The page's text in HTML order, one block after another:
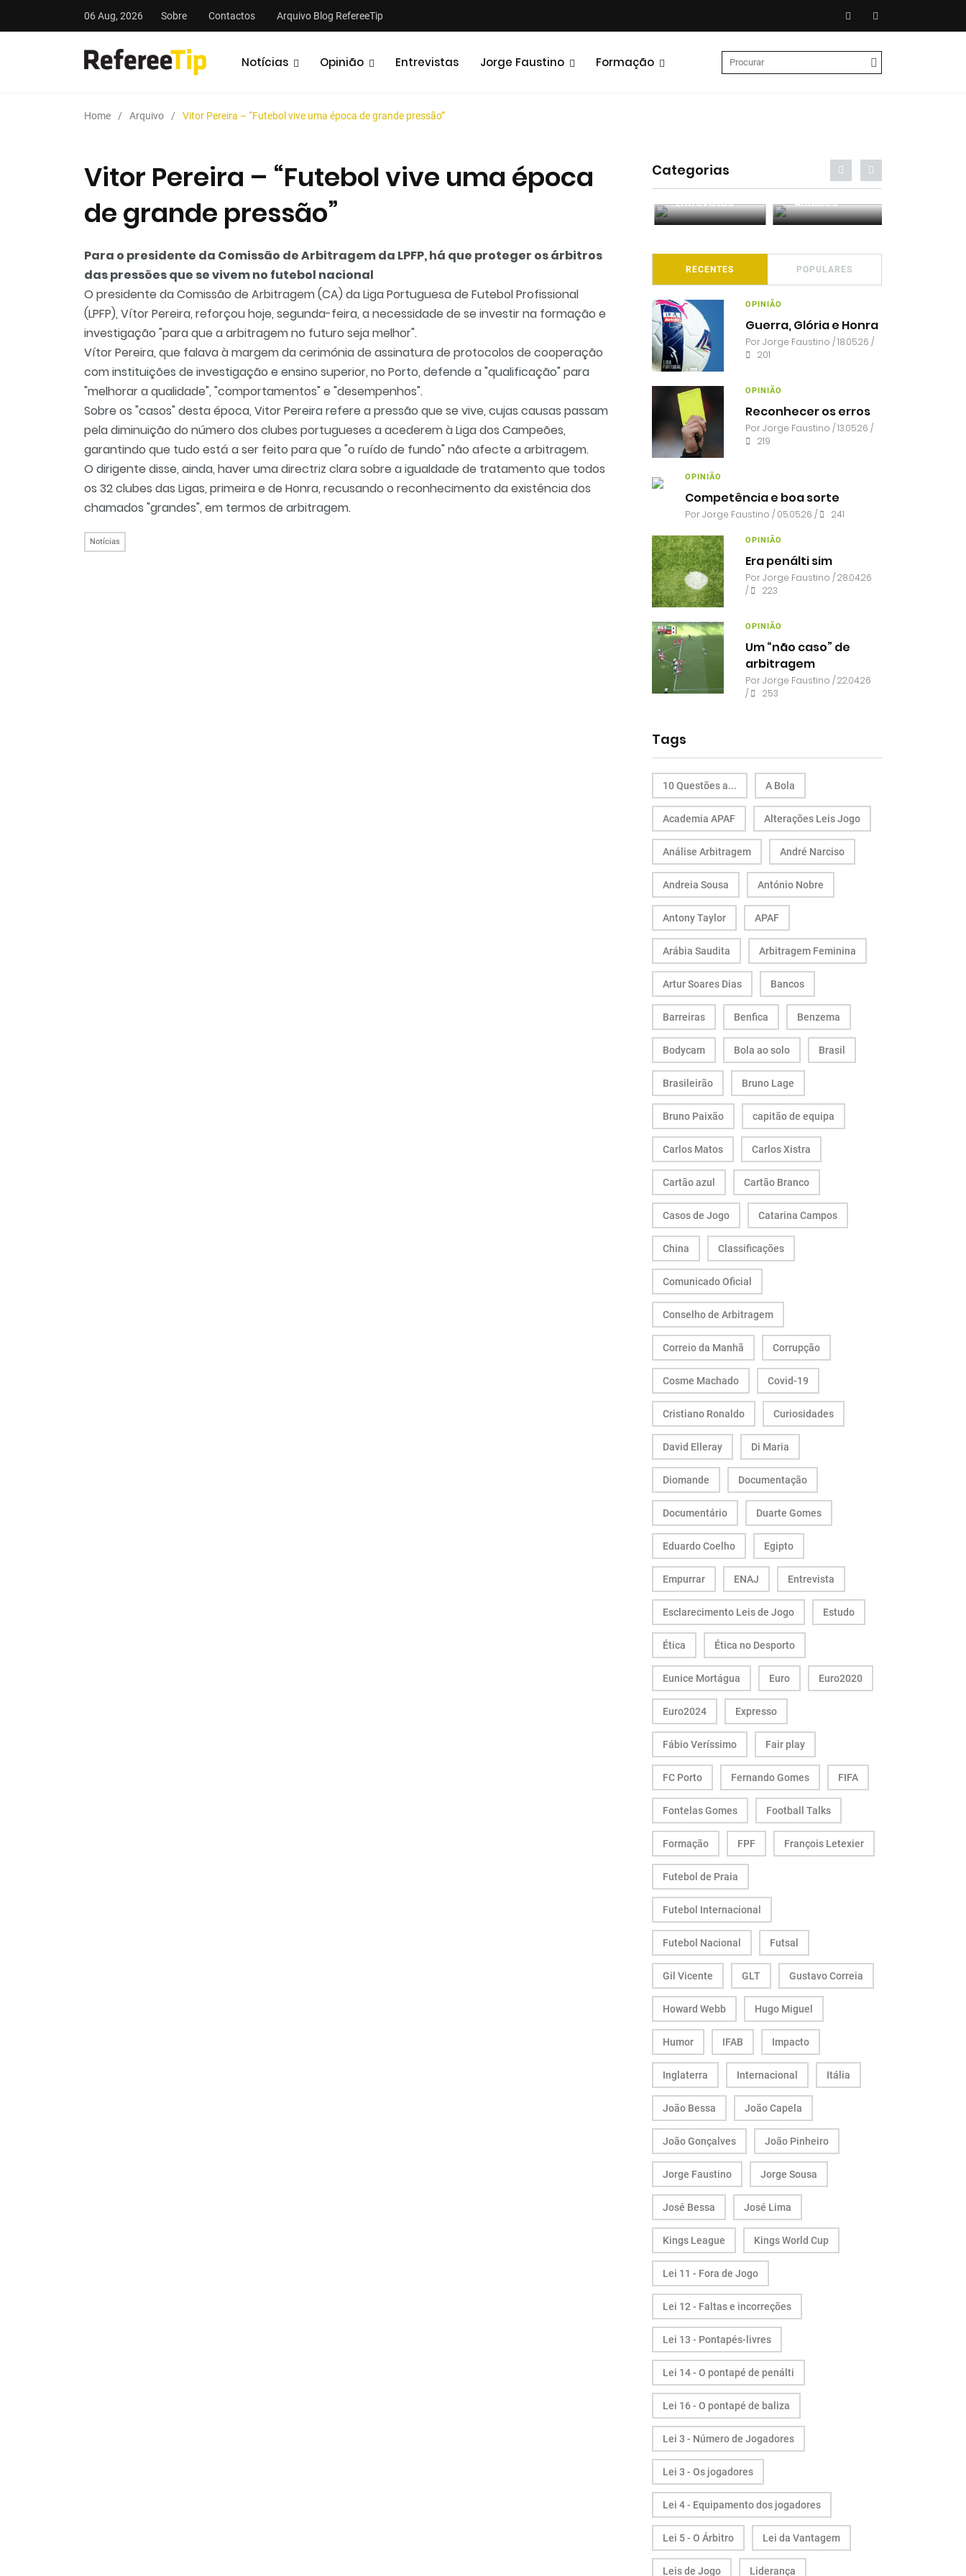
06 Aug, 2026 Sobre Contactos Arquivo Blog RefereeTip
Notícias Opinião Entrevistas Jorge Faustino Formação
Home Arquivo Vitor Pereira – “Futebol vive uma época de grande pressão”
Vitor Pereira – “Futebol vive uma época
de grande pressão”
Para o presidente da Comissão de Arbitragem da LPFP, há que proteger os árbitros
das pressões que se vivem no futebol nacional
O presidente da Comissão de Arbitragem (CA) da Liga Portuguesa de Futebol Profissional
(LPFP), Vítor Pereira, reforçou hoje, segunda-feira, a necessidade de se investir na formação e
investigação "para que a arbitragem no futuro seja melhor".
Vítor Pereira, que falava à margem da cerimónia de assinatura de protocolos de cooperação
com instituições de investigação e ensino superior, no Porto, defende a "qualificação" para
"melhorar a qualidade", "comportamentos" e "desempenhos".
Sobre os "casos" desta época, Vitor Pereira refere a pressão que se vive, cujas causas passam
pela diminuição do número dos clubes portugueses a acederem à Liga dos Campeões,
garantindo que tudo está a ser feito para que "o ruído de fundo" não afecte a arbitragem.
O dirigente disse, ainda, haver uma directriz clara sobre a igualdade de tratamento que todos
os 32 clubes das Ligas, primeira e de Honra, recusando o reconhecimento da existência dos
chamados "grandes", em termos de arbitragem.
Notícias
Categorias
Análises Podcasts Entrevistas Análises
RECENTES POPULARES
OPINIÃO
Guerra, Glória e Honra
PorJorge Faustino / 18.05.26 /
201
OPINIÃO
Reconhecer os erros
PorJorge Faustino / 13.05.26 /
219
OPINIÃO
Competência e boa sorte
PorJorge Faustino / 05.05.26 / 241
OPINIÃO
Era penálti sim
PorJorge Faustino / 28.04.26
/
223
OPINIÃO
Um “não caso” de
arbitragem
PorJorge Faustino / 22.04.26
/
253
Tags
10 Questões a... A Bola
Academia APAF Alterações Leis Jogo
Análise Arbitragem André Narciso
Andreia Sousa António Nobre
Antony Taylor APAF
Arábia Saudita Arbitragem Feminina
Artur Soares Dias Bancos
Barreiras Benfica Benzema
Bodycam Bola ao solo Brasil
Brasileirão Bruno Lage
Bruno Paixão capitão de equipa
Carlos Matos Carlos Xistra
Cartão azul Cartão Branco
Casos de Jogo Catarina Campos
China Classificações
Comunicado Oficial
Conselho de Arbitragem
Correio da Manhã Corrupção
Cosme Machado Covid-19
Cristiano Ronaldo Curiosidades
David Elleray Di Maria
Diomande Documentação
Documentário Duarte Gomes
Eduardo Coelho Egipto
Empurrar ENAJ Entrevista
Esclarecimento Leis de Jogo Estudo
Ética Ética no Desporto
Eunice Mortágua Euro Euro2020
Euro2024 Expresso
Fábio Veríssimo Fair play
FC Porto Fernando Gomes FIFA
Fontelas Gomes Football Talks
Formação FPF François Letexier
Futebol de Praia
Futebol Internacional
Futebol Nacional Futsal
Gil Vicente GLT Gustavo Correia
Howard Webb Hugo Miguel
Humor IFAB Impacto
Inglaterra Internacional Itália
João Bessa João Capela
João Gonçalves João Pinheiro
Jorge Faustino Jorge Sousa
José Bessa José Lima
Kings League Kings World Cup
Lei 11 - Fora de Jogo
Lei 12 - Faltas e incorreções
Lei 13 - Pontapés-livres
Lei 14 - O pontapé de penálti
Lei 16 - O pontapé de baliza
Lei 3 - Número de Jogadores
Lei 3 - Os jogadores
Lei 4 - Equipamento dos jogadores
Lei 5 - O Árbitro Lei da Vantagem
Leis de Jogo Liderança